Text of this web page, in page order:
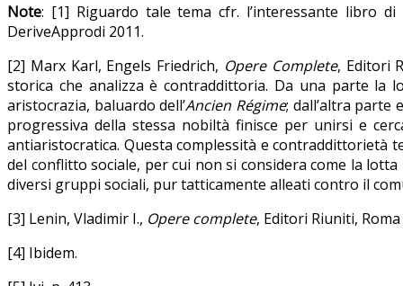
Note: [1] Riguardo tale tema cfr. l’interessante libro di
DeriveApprodi 2011.
[2] Marx Karl, Engels Friedrich, Opere Complete, Editori
storica che analizza è contraddittoria. Da una parte la
aristocrazia, baluardo dell’Ancien Régime; dall’altra parte
progressiva della stessa nobiltà finisce per unirsi e
antiaristocratica. Questa complessità e contraddittorietà
del conflitto sociale, per cui non si considera come la
diversi gruppi sociali, pur tatticamente alleati contro il
[3] Lenin, Vladimir I., Opere complete, Editori Riuniti, Roma
[4] Ibidem.